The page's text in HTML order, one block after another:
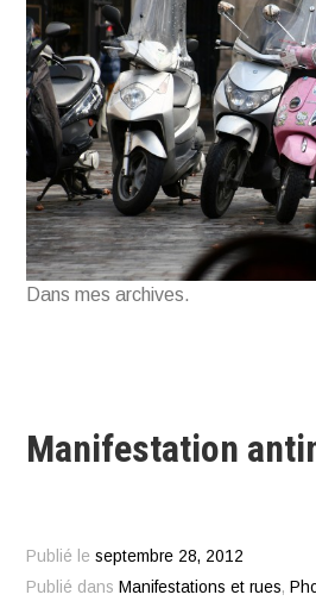
Dans mes archives.
Manifestation
Publié leseptembre 28, 2012
Publié dans Manifestations et rues,